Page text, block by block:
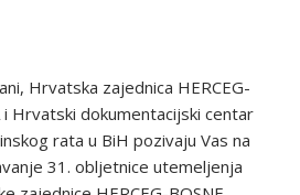
Hrvatska zajednica HERCEG-
i Hrvatski dokumentacijski centar
rata u BiH pozivaju Vas na
31. obljetnice utemeljenja